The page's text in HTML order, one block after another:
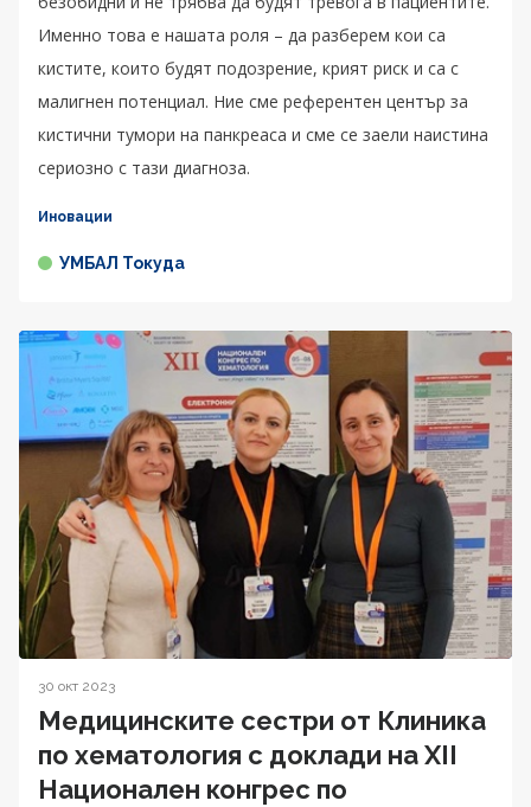
Именно това е нашата роля – да разберем кои са
кистите, които будят подозрение, крият риск и са с
малигнен потенциал. Ние сме референтен център за
кистични тумори на панкреаса и сме се заели наистина
сериозно с тази диагноза.
Иновации
УМБАЛ Токуда
30 окт 2023
Медицинските сестри от Клиника
по хематология с доклади на XII
Национален конгрес по